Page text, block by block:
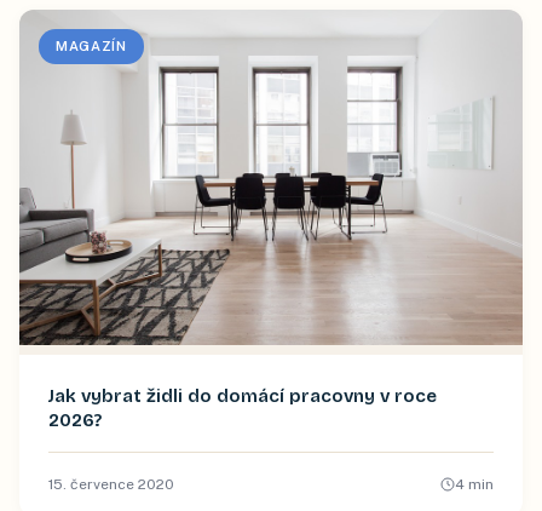
MAGAZÍN
Jak vybrat židli do domácí pracovny v roce
2026?
15. července 2020 4 min